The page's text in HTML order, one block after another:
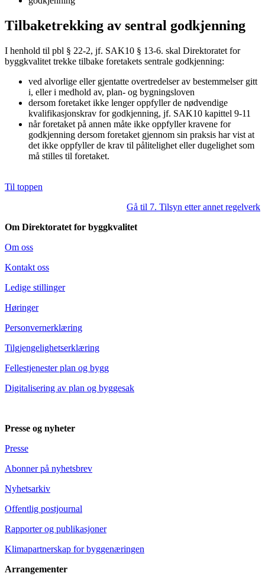
Tilbaketrekking av sentral godkjenning
I henhold til pbl § 22-2, jf. SAK10 § 13-6. skal Direktoratet for
byggkvalitet trekke tilbake foretakets sentrale godkjenning:
ved alvorlige eller gjentatte overtredelser av bestemmelser gitt
i, eller i medhold av, plan- og bygningsloven
dersom foretaket ikke lenger oppfyller de nødvendige
kvalifikasjonskrav for godkjenning, jf. SAK10 kapittel 9-11
når foretaket på annen måte ikke oppfyller kravene for
godkjenning dersom foretaket gjennom sin praksis har vist at
det ikke oppfyller de krav til pålitelighet eller dugelighet som
må stilles til foretaket.
Til toppen
Gå til 7. Tilsyn etter annet regelverk
Om Direktoratet for byggkvalitet
Om oss
Kontakt oss
Ledige stillinger
Høringer
Personvernerklæring
Tilgjengelighetserklæring
Fellestjenester plan og bygg
Digitalisering av plan og byggesak
Presse og nyheter
Presse
Abonner på nyhetsbrev
Nyhetsarkiv
Offentlig postjournal
Rapporter og publikasjoner
Klimapartnerskap for byggenæringen
Arrangementer